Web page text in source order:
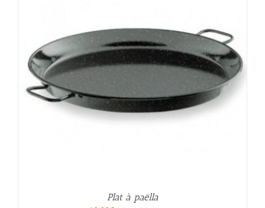
Plat à paëlla